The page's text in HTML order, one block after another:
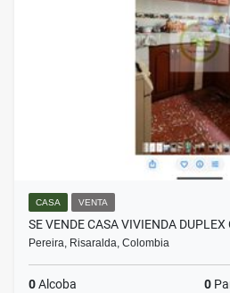
CASA VENTA
SE VENDE CASA VIVIENDA
Pereira, Risaralda, Colombia
0Alcoba 0